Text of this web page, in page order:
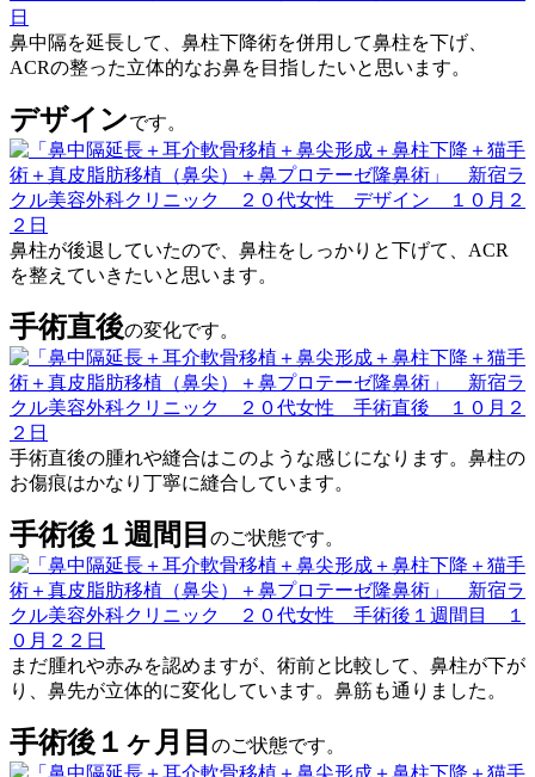
鼻中隔を延長して、鼻柱下降術を併用して鼻柱を下げ、
ACRの整った立体的なお鼻を目指したいと思います。
デザインです。
鼻柱が後退していたので、鼻柱をしっかりと下げて、ACR
を整えていきたいと思います。
手術直後の変化です。
手術直後の腫れや縫合はこのような感じになります。鼻柱の
お傷痕はかなり丁寧に縫合しています。
手術後１週間目 のご状態です。
まだ腫れや赤みを認めますが、術前と比較して、鼻柱が下が
り、鼻先が立体的に変化しています。鼻筋も通りました。
手術後１ヶ月目 のご状態です。